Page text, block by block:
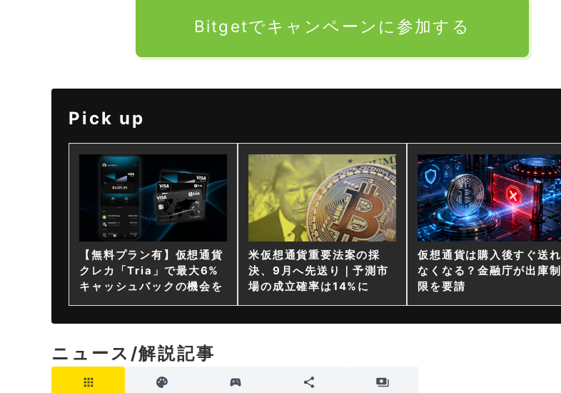
Bitgetでキャンペーンに参加する
Pick up
【無料プラン有】仮想通貨
クレカ「Tria」で最大6%
キャッシュバックの機会を
米仮想通貨重要法案の採
決、9月へ先送り｜予測市
場の成立確率は14%に
仮想通貨は購入後すぐ送れ
なくなる？金融庁が出庫制
限を要請
ニュース/解説記事